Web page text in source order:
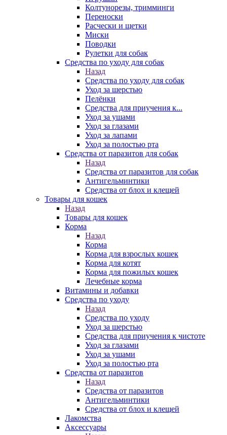
Колтунорезы, тримминги
Переноски
Расчески и щетки
Миски
Поводки
Рулетки для собак
Средства по уходу для собак
Назад
Средства по уходу для собак
Уход за шерстью
Пелёнки
Средства для приучения к...
Уход за ушами
Уход за глазами
Уход за лапами
Уход за полостью рта
Средства от паразитов для собак
Назад
Средства от паразитов для собак
Антигельминтики
Средства от блох и клещей
Товары для кошек
Назад
Товары для кошек
Корма
Назад
Корма
Корма для взрослых кошек
Корма для котят
Корма для пожилых кошек
Лечебные корма
Витамины и добавки
Средства по уходу
Назад
Средства по уходу
Уход за шерстью
Средства для приучения к чистоте
Уход за глазами
Уход за ушами
Уход за полостью рта
Средства от паразитов
Назад
Средства от паразитов
Антигельминтики
Средства от блох и клещей
Лакомства
Аксессуары